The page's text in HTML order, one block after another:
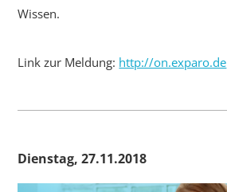
Wissen.
Link zur Meldung: http://on.exparo.de
Dienstag, 27.11.2018